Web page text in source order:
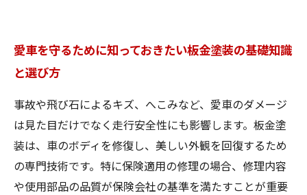
愛車を守るために知っておきたい板金塗装の基礎知識
と選び方
事故や飛び石によるキズ、へこみなど、愛車のダメージ
は見た目だけでなく走行安全性にも影響します。板金塗
装は、車のボディを修復し、美しい外観を回復するため
の専門技術です。特に保険適用の修理の場合、修理内容
や使用部品の品質が保険会社の基準を満たすことが重要